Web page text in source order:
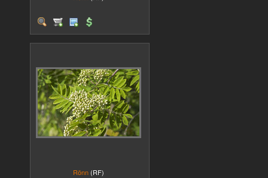
Rönn (RF)